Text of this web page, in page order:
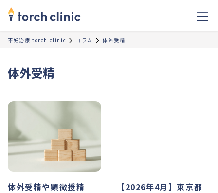
不妊治療 torch clinic コラム 体外受精
体外受精
体外受精や顕微授精
【2026年4月】東京都